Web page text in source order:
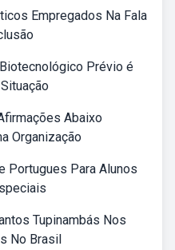
Empregados Na Fala
Prévio é
Abaixo
Organização
Portugues Para Alunos
Tupinambás Nos
No Brasil